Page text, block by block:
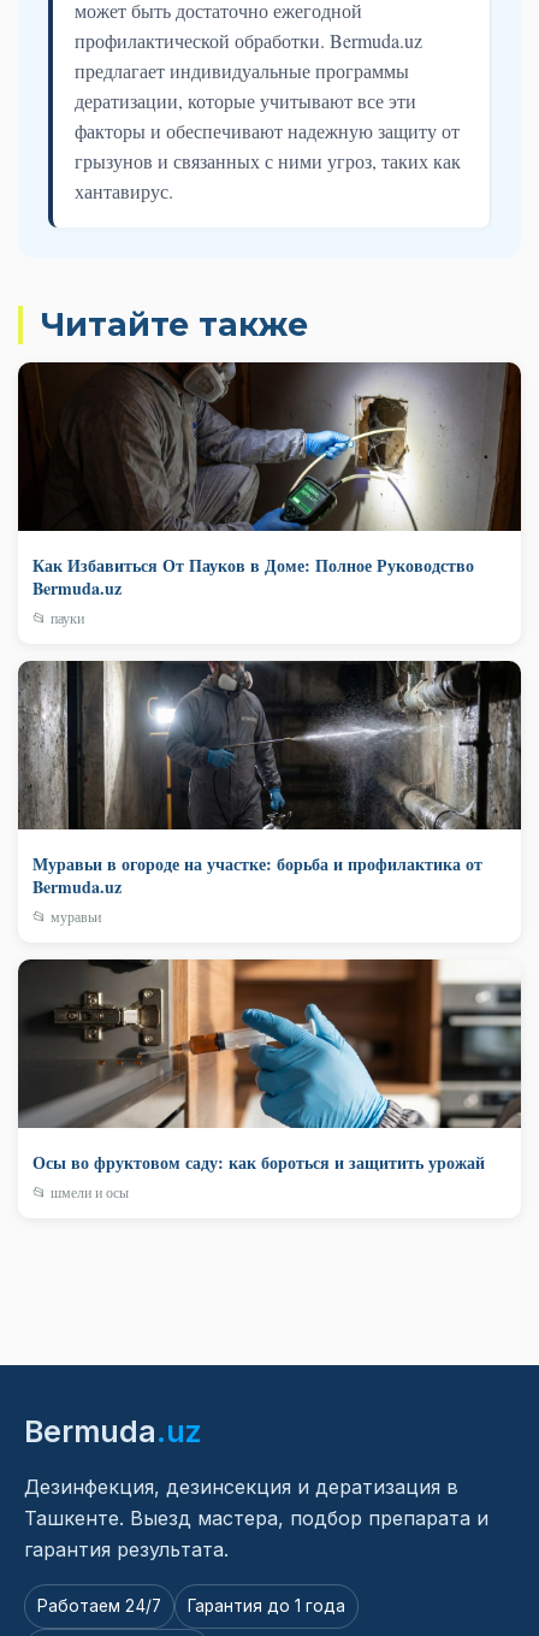
может быть достаточно ежегодной
профилактической обработки. Bermuda.uz
предлагает индивидуальные программы
дератизации, которые учитывают все эти
факторы и обеспечивают надежную защиту от
грызунов и связанных с ними угроз, таких как
хантавирус.
Читайте также
Как Избавиться От Пауков в Доме: Полное Руководство
Bermuda.uz
📂 пауки
Муравьи в огороде на участке: борьба и профилактика от
Bermuda.uz
📂 муравьи
Осы во фруктовом саду: как бороться и защитить урожай
📂 шмели и осы
Bermuda.uz
Дезинфекция, дезинсекция и дератизация в
Ташкенте. Выезд мастера, подбор препарата и
гарантия результата.
Работаем 24/7 Гарантия до 1 года